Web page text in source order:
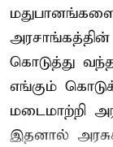
கொடுத்து
எங்கும்
மடைமாற்றி
இதனால்